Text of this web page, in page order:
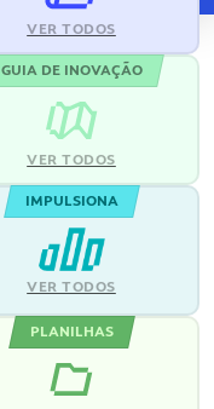
VER TODOS
GUIA DE INOVAÇÃO
VER TODOS
IMPULSIONA
VER TODOS
PLANILHAS